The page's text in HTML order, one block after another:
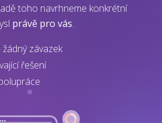
toho navrhneme konkrétní
právě pro vás.
závazek
řešení